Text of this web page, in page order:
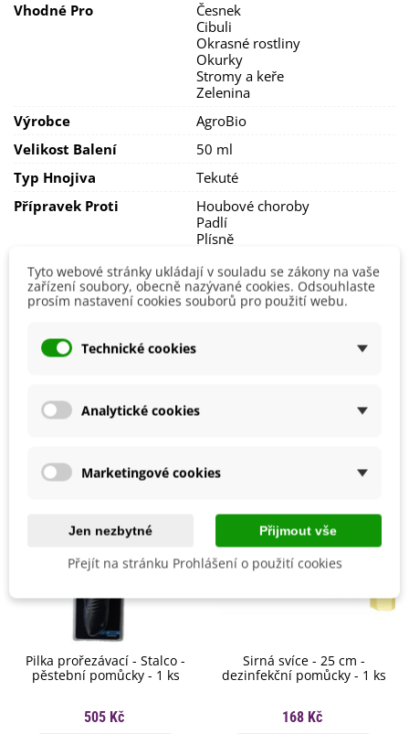
Vhodné Pro
Česnek
Cibuli
Okrasné rostliny
Okurky
Stromy a keře
Zelenina
Výrobce
AgroBio
Velikost Balení
50 ml
Typ Hnojiva
Tekuté
Přípravek Proti
Houbové choroby
Padlí
Plísně
Ekologické Pěstování
Ne
EAN
8594027184963
Pilka prořezávací - Stalco -
pěstební pomůcky - 1 ks
505 Kč
Sirná svíce - 25 cm -
dezinfekční pomůcky - 1 ks
168 Kč
Tyto webové stránky ukládají v souladu se zákony na vaše
zařízení soubory, obecně nazývané cookies. Odsouhlaste
prosím nastavení cookies souborů pro použití webu.
Technické cookies
Analytické cookies
Marketingové cookies
Jen nezbytné Přijmout vše
Přejít na stránku Prohlášení o použití cookies